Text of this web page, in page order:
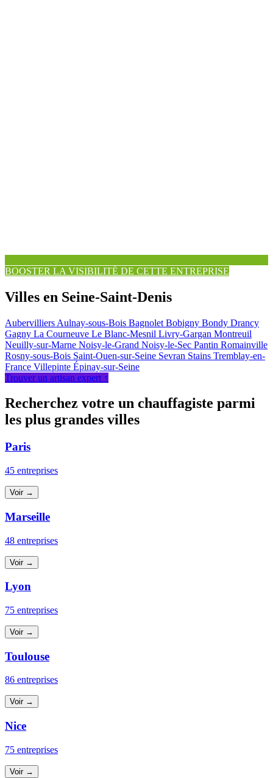
BOOSTER LA VISIBILITÉ DE CETTE ENTREPRISE
Villes en Seine-Saint-Denis
Aubervilliers Aulnay-sous-Bois Bagnolet Bobigny Bondy Drancy
Gagny La Courneuve Le Blanc-Mesnil Livry-Gargan Montreuil
Neuilly-sur-Marne Noisy-le-Grand Noisy-le-Sec Pantin Romainville
Rosny-sous-Bois Saint-Ouen-sur-Seine Sevran Stains Tremblay-en-
France Villepinte Épinay-sur-Seine
Trouver un artisan expert ↑
Recherchez votre un chauffagiste parmi
les plus grandes villes
Paris
45 entreprises
Voir →
Marseille
48 entreprises
Voir →
Lyon
75 entreprises
Voir →
Toulouse
86 entreprises
Voir →
Nice
75 entreprises
Voir →